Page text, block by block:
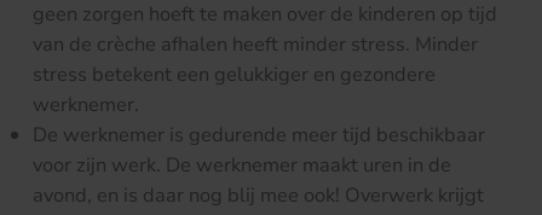
geen zorgen hoeft te maken over de kinderen op tijd
van de crèche afhalen heeft minder stress. Minder
stress betekent een gelukkiger en gezondere
werknemer.
De werknemer is gedurende meer tijd beschikbaar
voor zijn werk. De werknemer maakt uren in de
avond, en is daar nog blij mee ook! Overwerk krijgt